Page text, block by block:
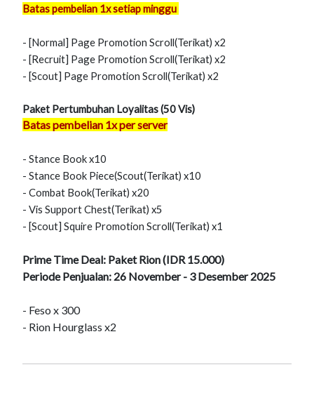
Batas pembelian 1x setiap minggu
- [Normal] Page Promotion Scroll(Terikat) x2
- [Recruit] Page Promotion Scroll(Terikat) x2
- [Scout] Page Promotion Scroll(Terikat) x2
Paket Pertumbuhan Loyalitas (50 Vis)
Batas pembelian 1x per server
- Stance Book x10
- Stance Book Piece(Scout(Terikat) x10
- Combat Book(Terikat) x20
- Vis Support Chest(Terikat) x5
- [Scout] Squire Promotion Scroll(Terikat) x1
Prime Time Deal: Paket Rion (IDR 15.000)
Periode Penjualan: 26 November - 3 Desember 2025
- Feso x 300
- Rion Hourglass x2